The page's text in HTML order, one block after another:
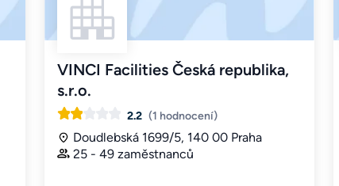
VINCI Facilities Česká republika,
s.r.o.
2.2 (1 hodnocení)
Doudlebská 1699/5, 140 00 Praha
25 - 49 zaměstnanců